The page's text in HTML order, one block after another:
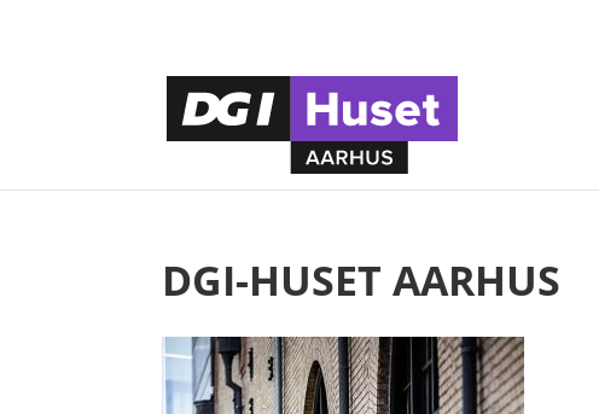
DGI-HUSET AARHUS